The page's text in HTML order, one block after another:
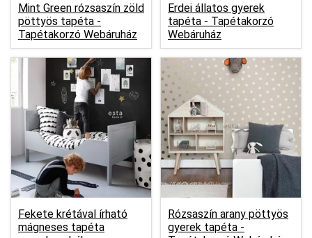
Mint Green rózsaszín zöld
pöttyös tapéta -
Tapétakorzó Webáruház
Erdei állatos gyerek
tapéta - Tapétakorzó
Webáruház
Fekete krétával írható
mágneses tapéta
Rózsaszín arany pöttyös
gyerek tapéta -